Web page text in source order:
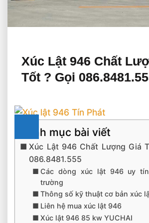
Xúc Lật 946 Chất
Tốt ?️ Gọi
Danh mục bài viết
Xúc Lật 946 Chất Lượng Giá
086.8481.555
Các dòng xúc lật 946 uy
trường
Thông số kỹ thuật cơ bản xúc
Liên hệ mua xúc lật 946
Xúc lật 946 85 kw YUCHAI